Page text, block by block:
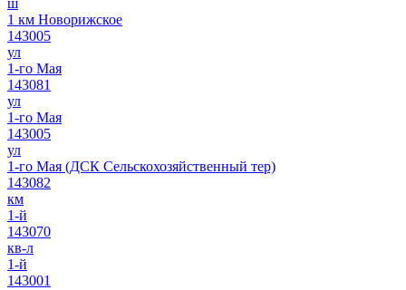
1 км Новорижское
143005
ул
1-го Мая
143081
ул
1-го Мая
143005
ул
1-го Мая (ДСК Сельскохозяйственный тер)
143082
км
1-й
143070
кв-л
1-й
143001